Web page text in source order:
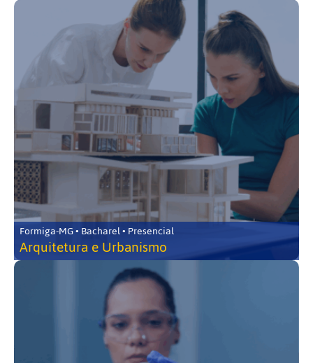
Formiga-MG • Bacharel • Presencial
Arquitetura e Urbanismo